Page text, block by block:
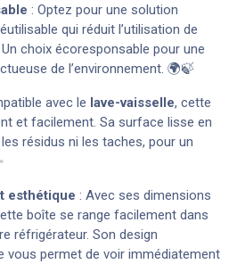
: Optez pour une solution
qui réduit l’utilisation de
choix écoresponsable pour une
de l’environnement. 🌍🍃
avec le lave-vaisselle, cette
et facilement. Sa surface lisse en
résidus ni les taches, pour un
esthétique : Avec ses dimensions
boîte se range facilement dans
réfrigérateur. Son design
vous permet de voir immédiatement